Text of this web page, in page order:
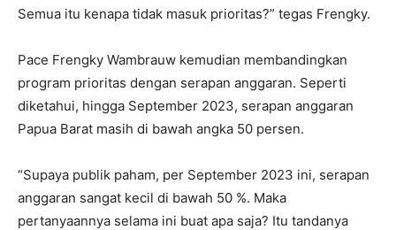
Semua itu kenapa tidak masuk prioritas?” tegas Frengky.
Pace Frengky Wambrauw kemudian membandingkan
program prioritas dengan serapan anggaran. Seperti
diketahui, hingga September 2023, serapan anggaran
Papua Barat masih di bawah angka 50 persen.
“Supaya publik paham, per September 2023 ini, serapan
anggaran sangat kecil di bawah 50 %. Maka
pertanyaannya selama ini buat apa saja? Itu tandanya